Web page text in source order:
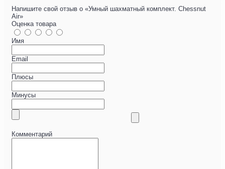
Напишите свой отзыв о «Умный шахматный комплект. Chessnut
Air»
Оценка товара
Имя
Email
Плюсы
Минусы
Комментарий